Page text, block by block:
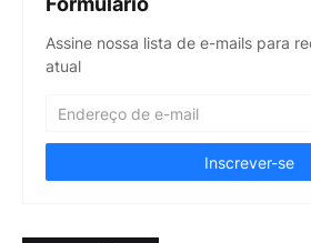
Assine nossa lista de e-mails para
atual